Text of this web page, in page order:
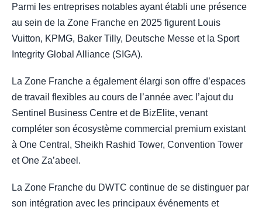
Parmi les entreprises notables ayant établi une présence
au sein de la Zone Franche en 2025 figurent Louis
Vuitton, KPMG, Baker Tilly, Deutsche Messe et la Sport
Integrity Global Alliance (SIGA).
La Zone Franche a également élargi son offre d’espaces
de travail flexibles au cours de l’année avec l’ajout du
Sentinel Business Centre et de BizElite, venant
compléter son écosystème commercial premium existant
à One Central, Sheikh Rashid Tower, Convention Tower
et One Za’abeel.
La Zone Franche du DWTC continue de se distinguer par
son intégration avec les principaux événements et